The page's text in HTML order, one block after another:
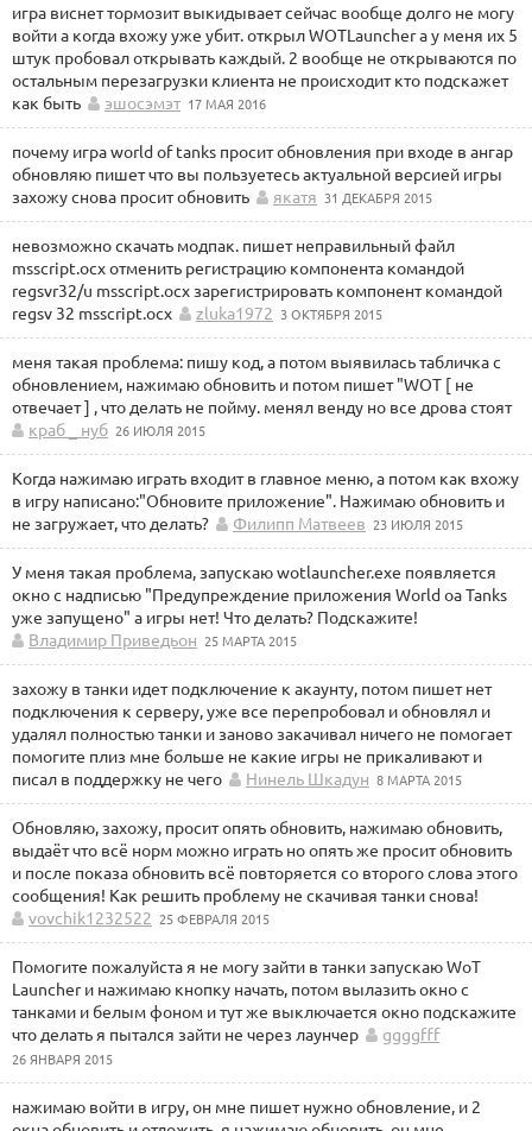
игра виснет тормозит выкидывает сейчас вообще долго не могу
войти а когда вхожу уже убит. открыл WOTLauncher а у меня их 5
штук пробовал открывать каждый. 2 вообще не открываются по
остальным перезагрузки клиента не происходит кто подскажет
как быть
эшосэмэт 17 МАЯ 2016
почему игра world of tanks просит обновления при входе в ангар
обновляю пишет что вы пользуетесь актуальной версией игры
захожу снова просит обновить
якатя 31 ДЕКАБРЯ 2015
невозможно скачать модпак. пишет неправильный файл
msscript.ocx отменить регистрацию компонента командой
regsvr32/u msscript.ocx зарегистрировать компонент командой
regsv 32 msscript.ocx
zluka1972 3 ОКТЯБРЯ 2015
меня такая проблема: пишу код, а потом выявилась табличка с
обновлением, нажимаю обновить и потом пишет "WOT [ не
отвечает ] , что делать не пойму. менял венду но все дрова стоят
краб _ нуб 26 ИЮЛЯ 2015
Когда нажимаю играть входит в главное меню, а потом как вхожу
в игру написано:"Обновите приложение". Нажимаю обновить и
не загружает, что делать?
Филипп Матвеев 23 ИЮЛЯ 2015
У меня такая проблема, запускаю wotlauncher.exe появляется
окно с надписью "Предупреждение приложения World oa Tanks
уже запущено" а игры нет! Что делать? Подскажите!
Владимир Приведьон 25 МАРТА 2015
захожу в танки идет подключение к акаунту, потом пишет нет
подключения к серверу, уже все перепробовал и обновлял и
удалял полностью танки и заново закачивал ничего не помогает
помогите плиз мне больше не какие игры не прикаливают и
писал в поддержку не чего
Нинель Шкадун 8 МАРТА 2015
Обновляю, захожу, просит опять обновить, нажимаю обновить,
выдаёт что всё норм можно играть но опять же просит обновить
и после показа обновить всё повторяется со второго слова этого
сообщения! Как решить проблему не скачивая танки снова!
vovchik1232522 25 ФЕВРАЛЯ 2015
Помогите пожалуйста я не могу зайти в танки запускаю WoT
Launcher и нажимаю кнопку начать, потом вылазить окно с
танками и белым фоном и тут же выключается окно подскажите
что делать я пытался зайти не через лаунчер
ggggfff
26 ЯНВАРЯ 2015
нажимаю войти в игру, он мне пишет нужно обновление, и 2